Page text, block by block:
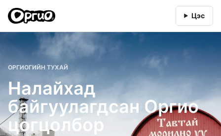
Цэс
ОРГИОГИЙН ТУХАЙ
Налайхад
байгуулагдсан Оргио
цогцолбор